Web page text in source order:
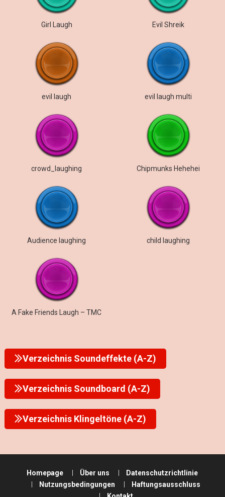
Girl Laugh Evil Shreik
evil laugh evil laugh multi
crowd_laughing Chipmunks Hehehei
Audience laughing child laughing
A Fake Friends Laugh – TMC
Verzeichnis Soundeffekte (A-Z)
Verzeichnis Soundboard (A-Z)
Verzeichnis Klingeltöne (A-Z)
Homepage Über uns
Datenschutzrichtlinie
Nutzungsbedingungen
Haftungsausschluss